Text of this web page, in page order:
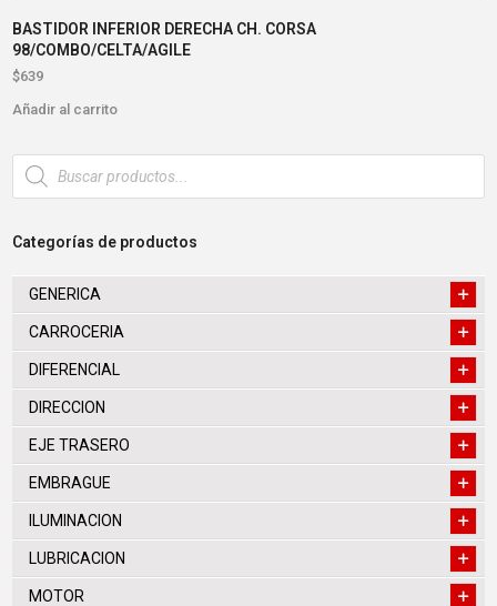
BASTIDOR INFERIOR DERECHA CH. CORSA
98/COMBO/CELTA/AGILE
$639
Añadir al carrito
Búsqueda
de
productos
Categorías de productos
GENERICA
CARROCERIA
DIFERENCIAL
DIRECCION
EJE TRASERO
EMBRAGUE
ILUMINACION
LUBRICACION
MOTOR